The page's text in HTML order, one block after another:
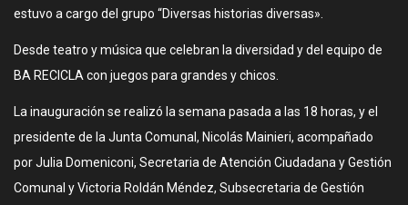
estuvo a cargo del grupo “Diversas historias diversas».
Desde teatro y música que celebran la diversidad y del equipo de
BA RECICLA con juegos para grandes y chicos.
La inauguración se realizó la semana pasada a las 18 horas, y el
presidente de la Junta Comunal, Nicolás Mainieri, acompañado
por Julia Domeniconi, Secretaria de Atención Ciudadana y Gestión
Comunal y Victoria Roldán Méndez, Subsecretaria de Gestión